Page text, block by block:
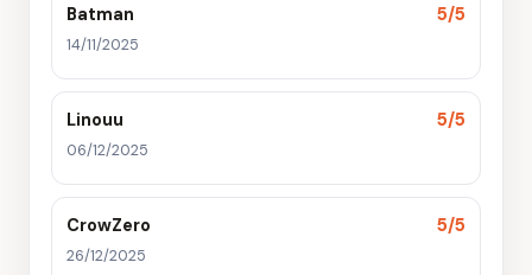
Batman 5/5
14/11/2025
Linouu 5/5
06/12/2025
CrowZero 5/5
26/12/2025